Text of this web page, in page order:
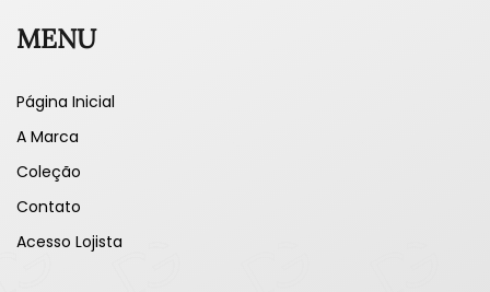
MENU
Página Inicial
A Marca
Coleção
Contato
Acesso Lojista